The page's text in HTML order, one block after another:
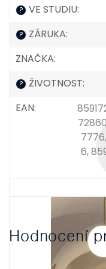
? VE STUDIU:
? ZÁRUKA:
ZNAČKA:
? ŽIVOTNOST:
EAN:
6,
Hodnocení